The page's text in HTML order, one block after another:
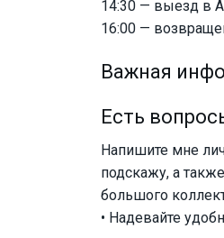
14:30 — выезд в
16:00 —
Важная
Есть
Напишите мне
подскажу, а
большого
• Надевайте